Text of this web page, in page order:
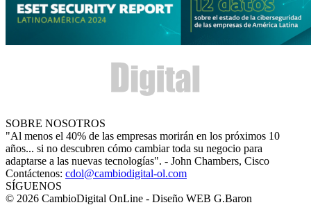
SOBRE NOSOTROS
"Al menos el 40% de las empresas morirán en los próximos 10
años... si no descubren cómo cambiar toda su negocio para
adaptarse a las nuevas tecnologías". - John Chambers, Cisco
Contáctenos: cdol@cambiodigital-ol.com
SÍGUENOS
© 2026 CambioDigital OnLine - Diseño WEB G.Baron